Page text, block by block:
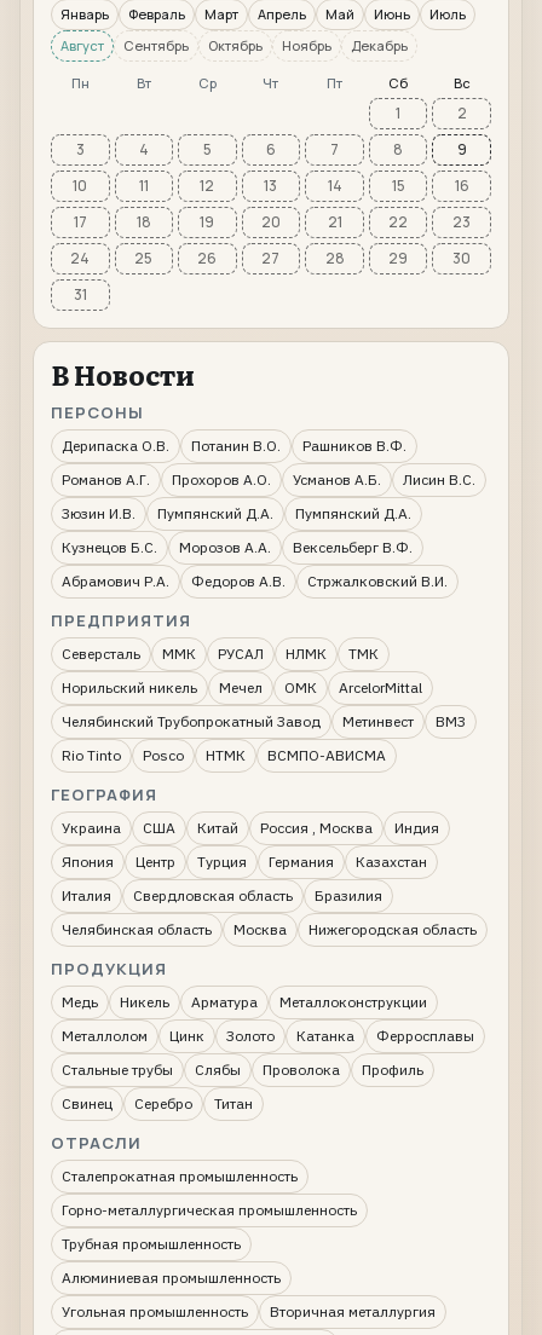
Январь Февраль Март Апрель Май Июнь
Июль
Август
Сентябрь Октябрь Ноябрь Декабрь
Пн Вт Ср Чт Пт Сб Вс
1
2
3
4 5 6 7 8
9
10
11 12 13 14 15
16
17
18 19 20 21 22
23
24
25 26 27 28 29
30
31
В Новости
ПЕРСОНЫ
Дерипаска О.В. Потанин В.О.
Рашников В.Ф.
Романов А.Г.
Прохоров А.О. Усманов А.Б.
Лисин В.С.
Зюзин И.В.
Пумпянский Д.А.
Пумпянский Д.А.
Кузнецов Б.С.
Морозов А.А.
Вексельберг В.Ф.
Абрамович Р.А.
Федоров А.В. Стржалковский В.И.
ПРЕДПРИЯТИЯ
Северсталь ММК РУСАЛ НЛМК
ТМК
Норильский никель
Мечел ОМК
ArcelorMittal
Челябинский Трубопрокатный Завод
Метинвест
ВМЗ
Rio Tinto
Posco НТМК ВСМПО-АВИСМА
ГЕОГРАФИЯ
Украина США Китай Россия , Москва
Индия
Япония
Центр Турция Германия
Казахстан
Италия
Свердловская область
Бразилия
Челябинская область
Москва Нижегородская область
ПРОДУКЦИЯ
Медь Никель Арматура
Металлоконструкции
Металлолом
Цинк Золото Катанка
Ферросплавы
Стальные трубы
Слябы Проволока
Профиль
Свинец
Серебро Титан
ОТРАСЛИ
Сталепрокатная промышленность
Горно-металлургическая промышленность
Трубная промышленность
Алюминиевая промышленность
Угольная промышленность
Вторичная металлургия